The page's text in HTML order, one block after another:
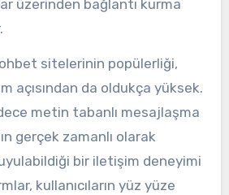
üzerinden bağlantı kurma
sitelerinin popülerliği,
açısından da oldukça yüksek.
metin tabanlı mesajlaşma
gerçek zamanlı olarak
bir iletişim deneyimi
kullanıcıların yüz yüze